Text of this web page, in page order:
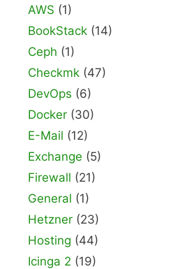
AWS (1)
BookStack (14)
Ceph (1)
Checkmk (47)
DevOps (6)
Docker (30)
E-Mail (12)
Exchange (5)
Firewall (21)
General (1)
Hetzner (23)
Hosting (44)
Icinga 2 (19)